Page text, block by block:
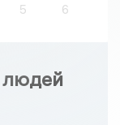
5 6
людей